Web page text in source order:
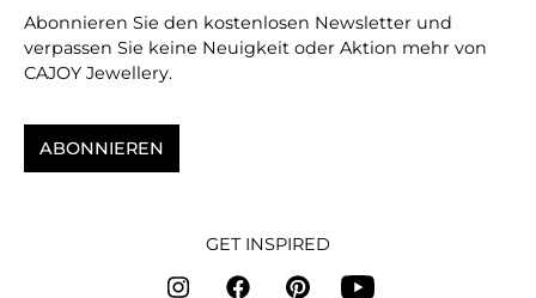
Abonnieren Sie den kostenlosen Newsletter und
verpassen Sie keine Neuigkeit oder Aktion mehr von
CAJOY Jewellery.
ABONNIEREN
GET INSPIRED